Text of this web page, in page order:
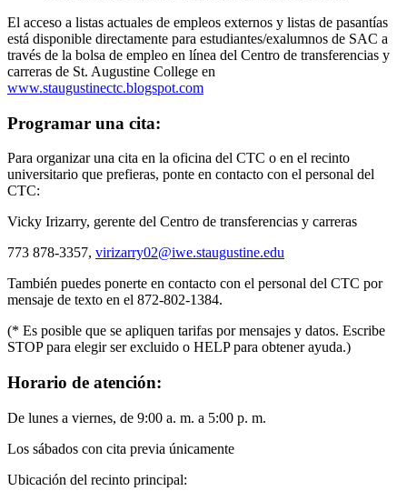
El acceso a listas actuales de empleos externos y listas de pasantías
está disponible directamente para estudiantes/exalumnos de SAC a
través de la bolsa de empleo en línea del Centro de transferencias y
carreras de St. Augustine College en
www.staugustinectc.blogspot.com
Programar una cita:
Para organizar una cita en la oficina del CTC o en el recinto
universitario que prefieras, ponte en contacto con el personal del
CTC:
Vicky Irizarry, gerente del Centro de transferencias y carreras
773 878-3357, virizarry02@iwe.staugustine.edu
También puedes ponerte en contacto con el personal del CTC por
mensaje de texto en el 872-802-1384.
(* Es posible que se apliquen tarifas por mensajes y datos. Escribe
STOP para elegir ser excluido o HELP para obtener ayuda.)
Horario de atención:
De lunes a viernes, de 9:00 a. m. a 5:00 p. m.
Los sábados con cita previa únicamente
Ubicación del recinto principal: